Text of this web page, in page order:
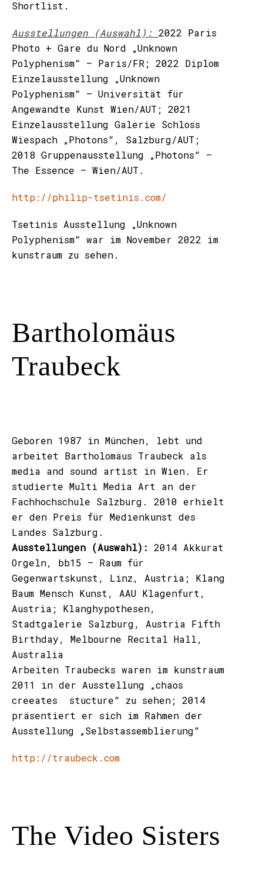
Shortlist.
Ausstellungen (Auswahl): 2022 Paris
Photo + Gare du Nord „Unknown
Polyphenism“ – Paris/FR; 2022 Diplom
Einzelausstellung „Unknown
Polyphenism“ – Universität für
Angewandte Kunst Wien/AUT; 2021
Einzelausstellung Galerie Schloss
Wiespach „Photons“, Salzburg/AUT;
2018 Gruppenausstellung „Photons“ –
The Essence – Wien/AUT.
http://philip-tsetinis.com/
Tsetinis Ausstellung „Unknown
Polyphenism“ war im November 2022 im
kunstraum zu sehen.
Bartholomäus
Traubeck
Geboren 1987 in München, lebt und
arbeitet Bartholomäus Traubeck als
media and sound artist in Wien. Er
studierte Multi Media Art an der
Fachhochschule Salzburg. 2010 erhielt
er den Preis für Medienkunst des
Landes Salzburg.
Ausstellungen (Auswahl): 2014 Akkurat
Orgeln, bb15 – Raum für
Gegenwartskunst, Linz, Austria; Klang
Baum Mensch Kunst, AAU Klagenfurt,
Austria; Klanghypothesen,
Stadtgalerie Salzburg, Austria Fifth
Birthday, Melbourne Recital Hall,
Australia
Arbeiten Traubecks waren im kunstraum
2011 in der Ausstellung „chaos
creeates stucture“ zu sehen; 2014
präsentiert er sich im Rahmen der
Ausstellung „Selbstassemblierung“
http://traubeck.com
The Video Sisters